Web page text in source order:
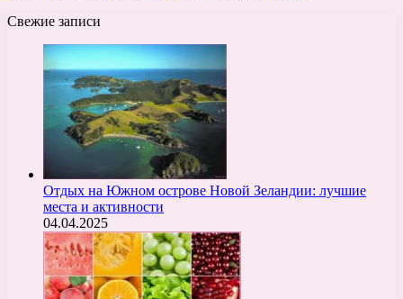
Свежие записи
Отдых на Южном острове Новой Зеландии: лучшие
места и активности
04.04.2025